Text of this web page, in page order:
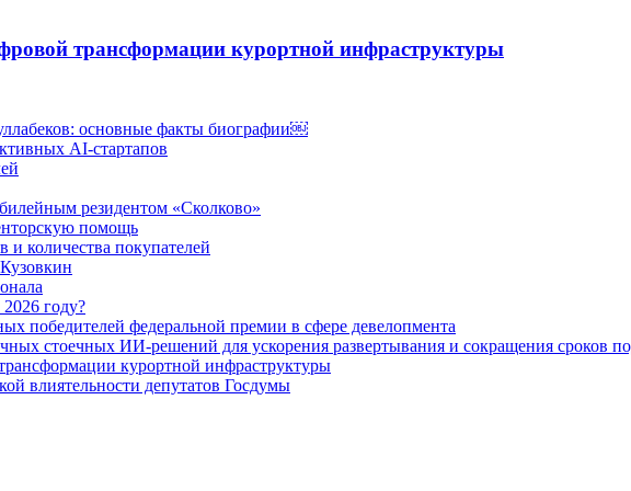
трансформации курортной инфраструктуры
основные факты биографии￼
AI-стартапов
резидентом «Сколково»
помощь
и количества покупателей
году?
победителей федеральной премии в сфере девелопмента
стоечных ИИ-решений для ускорения развертывания и сокращения сроков
курортной инфраструктуры
влиятельности депутатов Госдумы